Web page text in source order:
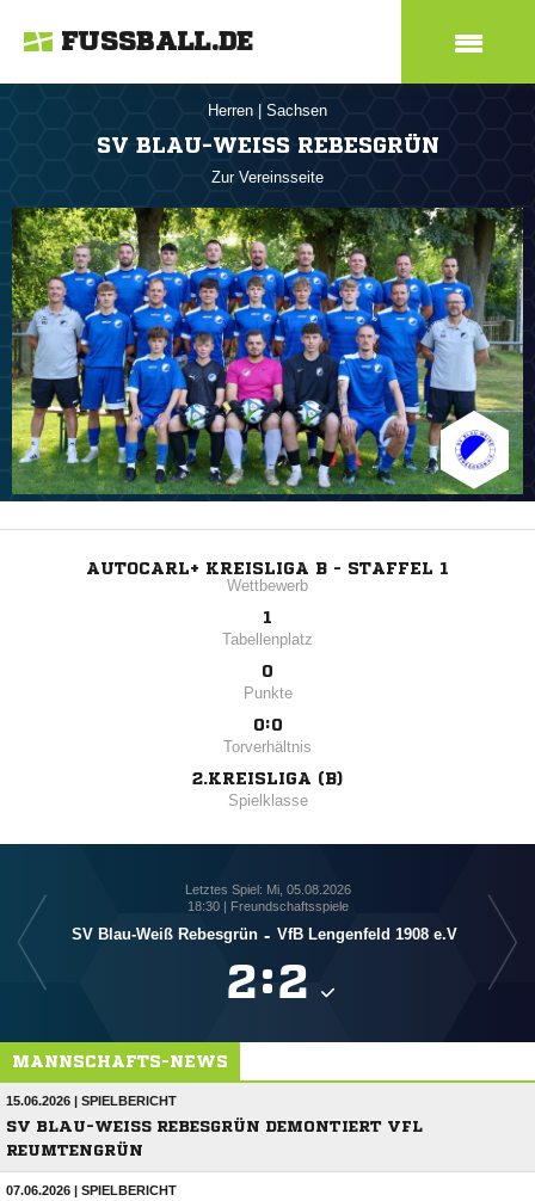
FUSSBALL.DE
Herren Sachsen
SV BLAU-WEISS REBESGRÜN
Zur Vereinsseite
AUTOCARL+ KREISLIGA B - STAFFEL 1
Wettbewerb
1
Tabellenplatz
0
Punkte
0:0
Torverhältnis
2.KREISLIGA (B)
Spielklasse
Letztes Spiel: Mi, 05.08.2026
18:30 | Freundschaftsspiele
SV Blau-Weiß Rebesgrün - VfB Lengenfeld 1908 e.V
:
MANNSCHAFTS-NEWS
15.06.2026 | SPIELBERICHT
SV BLAU-WEISS REBESGRÜN DEMONTIERT VFL R
EUMTENGRÜN
07.06.2026 | SPIELBERICHT